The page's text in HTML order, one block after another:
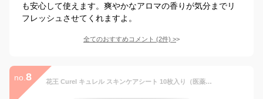
も安心して使えます。爽やかなアロマの香りが気分までリ
フレッシュさせてくれますよ。
全てのおすすめコメント (2件) >
no. 8 花王 Curel キュレル スキンケアシート 10枚入り（医薬部外品） | 乾燥肌 敏感肌 低刺激 無香料 無着色 アルコールフリー パラベンフリー アレルギーテスト済み 敏感肌用 スキンケア 保湿 うるおい